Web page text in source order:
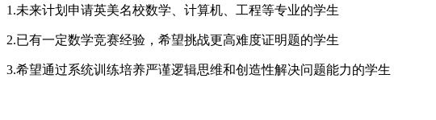
1.未来计划申请英美名校数学、计算机、工程等专业的学生
2.已有一定数学竞赛经验，希望挑战更高难度证明题的学生
3.希望通过系统训练培养严谨逻辑思维和创造性解决问题能力的学生